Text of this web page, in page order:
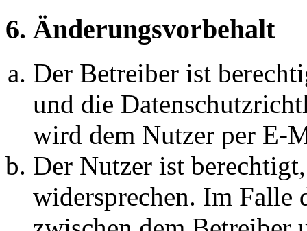
6. Änderungsvorbehalt
Der Betreiber ist
und die
wird dem Nutzer per E-
Der Nutzer ist
widersprechen. Im Falle